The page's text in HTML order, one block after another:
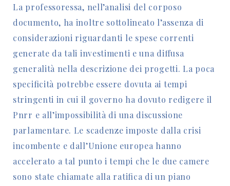
La professoressa, nell’analisi del corposo
documento, ha inoltre sottolineato l’assenza di
considerazioni riguardanti le spese correnti
generate da tali investimenti e una diffusa
generalità nella descrizione dei progetti. La poca
specificità potrebbe essere dovuta ai tempi
stringenti in cui il governo ha dovuto redigere il
Pnrr e all’impossibilità di una discussione
parlamentare. Le scadenze imposte dalla crisi
incombente e dall’Unione europea hanno
accelerato a tal punto i tempi che le due camere
sono state chiamate alla ratifica di un piano